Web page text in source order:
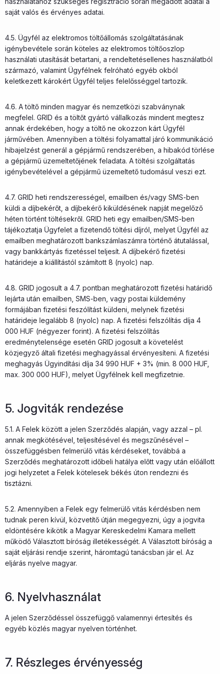
saját valós és érvényes adatai.
4.5. Ügyfél az elektromos töltőállomás szolgáltatásának
igénybevétele során köteles az elektromos töltőoszlop
használati utasítását betartani, a rendeltetésellenes használatból
származó, valamint Ügyfélnek felróható egyéb okból
keletkezett károkért Ügyfél teljes felelősséggel tartozik.
4.6. A töltő minden magyar és nemzetközi szabványnak
megfelel. GRID és a töltőt gyártó vállalkozás mindent megtesz
annak érdekében, hogy a töltő ne okozzon kárt Ügyfél
járművében. Amennyiben a töltési folyamattal járó kommunikáció
hibajelzést generál a gépjármű rendszerében, a hibakód törlése
a gépjármű üzemeltetőjének feladata. A töltési szolgáltatás
igénybevételével a gépjármű üzemeltető tudomásul veszi ezt.
4.7. GRID heti rendszerességel, emailben és/vagy SMS-ben
küldi a díjbekérőt, a díjbekérő kiküldésének napját megelőző
héten történt töltésekről. GRID heti egy emailben/SMS-ben
tájékoztatja Ügyfelet a fizetendő töltési díjról, melyet Ügyfél az
emailben meghatározott bankszámlaszámra történő átutalással,
vagy bankkártyás fizetéssel teljesít. A díjbekérő fizetési
határideje a kiállítástól számított 8 (nyolc) nap.
4.8. GRID jogosult a 4.7. pontban meghatározott fizetési határidő
lejárta után emailben, SMS-ben, vagy postai küldemény
formájában fizetési feszólítást küldeni, melynek fizetési
határideje legalább 8 (nyolc) nap. A fizetési felszólítás díja 4
000 HUF (négyezer forint). A fizetési felszólítás
eredménytelensége esetén GRID jogosult a követelést
közjegyző általi fizetési meghagyással érvényesíteni. A fizetési
meghagyás Ügyindítási díja 34 990 HUF + 3% (min. 8 000 HUF,
max. 300 000 HUF), melyet Ügyfélnek kell megfizetnie.
5. Jogviták rendezése
5.1. A Felek között a jelen Szerződés alapján, vagy azzal – pl.
annak megkötésével, teljesítésével és megszűnésével –
összefüggésben felmerülő vitás kérdéseket, továbbá a
Szerződés meghatározott időbeli hatálya előtt vagy után előállott
jogi helyzetet a Felek kötelesek békés úton rendezni és
tisztázni.
5.2. Amennyiben a Felek egy felmerülő vitás kérdésben nem
tudnak peren kívül, közvetítő útján megegyezni, úgy a jogvita
eldöntésére kikötik a Magyar Kereskedelmi Kamara mellett
működő Választott bíróság illetékességét. A Választott bíróság a
saját eljárási rendje szerint, háromtagú tanácsban jár el. Az
eljárás nyelve magyar.
6. Nyelvhasználat
A jelen Szerződéssel összefüggő valamennyi értesítés és
egyéb közlés magyar nyelven történhet.
7. Részleges érvényesség